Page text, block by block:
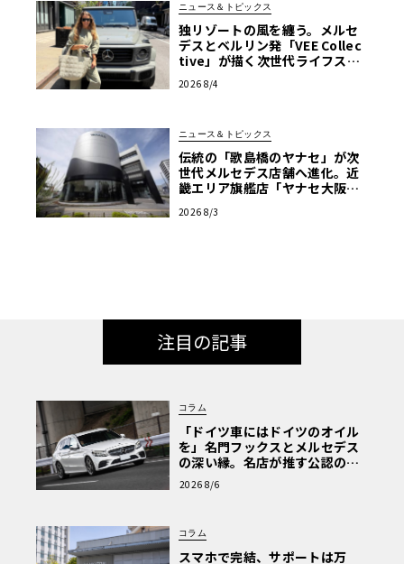
ニュース＆トピックス
独リゾートの風を纏う。メルセ
デスとベルリン発「VEE Collec
tive」が描く次世代ライフスタ
2026 8/4
ニュース＆トピックス
伝統の「歌島橋のヤナセ」が次
世代メルセデス店舗へ進化。近
畿エリア旗艦店「ヤナセ大阪支
2026 8/3
注目の記事
コラム
「ドイツ車にはドイツのオイル
を」名門フックスとメルセデス
の深い縁。名店が推す公認の安
心と、Cクラスで味わうシルキー
な走り〈PR〉
2026 8/6
コラム
スマホで完結、サポートは万